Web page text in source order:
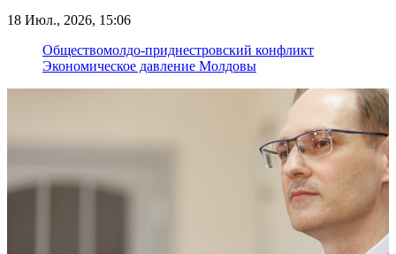
18 Июл., 2026, 15:06
Обществомолдо-приднестровский конфликт
Экономическое давление Молдовы